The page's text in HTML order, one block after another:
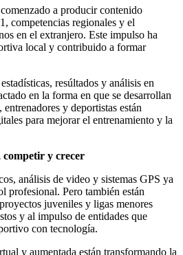
a producir contenido
competencias regionales y el
en el extranjero. Este impulso ha
local y contribuido a formar
resúltados y análisis en
en la forma en que se desarrollan
y deportistas están
para mejorar el entrenamiento y la
competir y crecer
análisis de video y sistemas GPS ya
profesional. Pero también están
juveniles y ligas menores
y al impulso de entidades que
con tecnología.
y aumentada están transformando la